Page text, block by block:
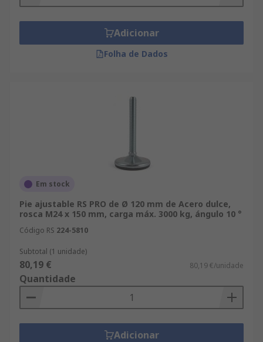
Adicionar
Folha de Dados
Em stock
Pie ajustable RS PRO de Ø 120 mm de Acero dulce,
rosca M24 x 150 mm, carga máx. 3000 kg, ángulo 10 °
Código RS 224-5810
Subtotal (1 unidade)
80,19 € 80,19 €/unidade
Quantidade
Adicionar